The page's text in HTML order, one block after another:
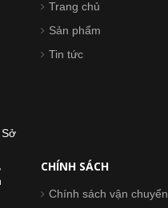
Trang chủ
Sản phẩm
Tin tức
CHÍNH SÁCH
Chính sách vận chuyển